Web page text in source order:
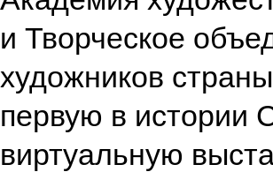
и Творческое
художников
первую в истории
виртуальную